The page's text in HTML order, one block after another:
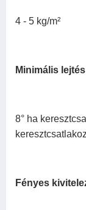
4 - 5 kg/m²
Minimális lejtés
8° ha
Fényes